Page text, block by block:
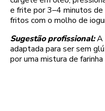
e frite por 3–4 minutos de
fritos com o molho de
Sugestão profissional:A
adaptada para ser sem
por uma mistura de